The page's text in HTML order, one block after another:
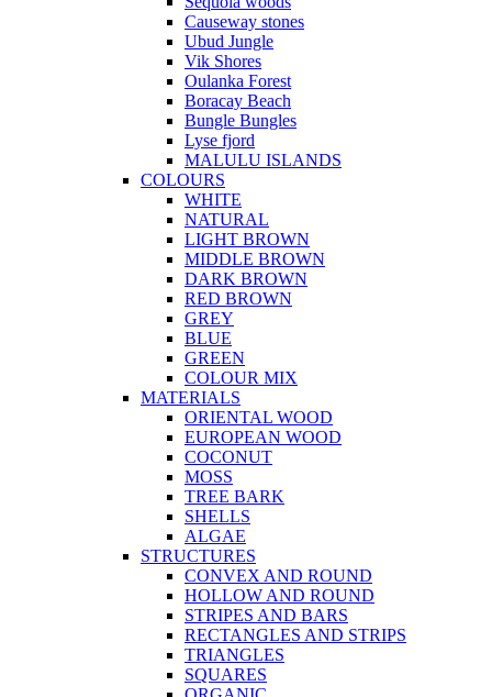
Causeway stones
Ubud Jungle
Vik Shores
Oulanka Forest
Boracay Beach
Bungle Bungles
Lyse fjord
MALULU ISLANDS
COLOURS
WHITE
NATURAL
LIGHT BROWN
MIDDLE BROWN
DARK BROWN
RED BROWN
GREY
BLUE
GREEN
COLOUR MIX
MATERIALS
ORIENTAL WOOD
EUROPEAN WOOD
COCONUT
MOSS
TREE BARK
SHELLS
ALGAE
STRUCTURES
CONVEX AND ROUND
HOLLOW AND ROUND
STRIPES AND BARS
RECTANGLES AND STRIPS
TRIANGLES
SQUARES